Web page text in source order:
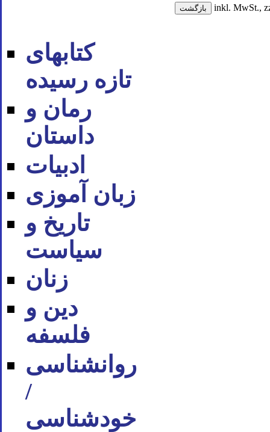
کتابهای
تازه رسیده
رمان و
داستان
ادبیات
زبان آموزی
تاریخ و
سیاست
زنان
دین و
فلسفه
روان‪شناسی
/
خودشناسی
inkl. MwSt.,